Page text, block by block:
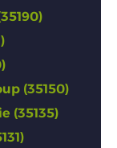
(35150)
(35135)